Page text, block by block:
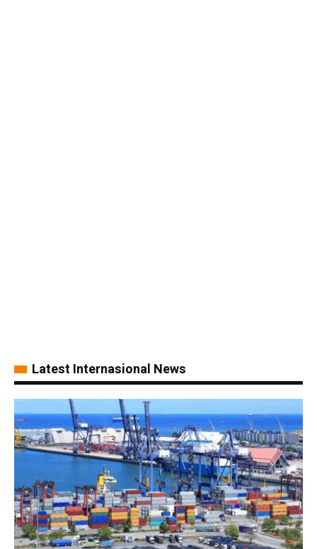
Latest Internasional News